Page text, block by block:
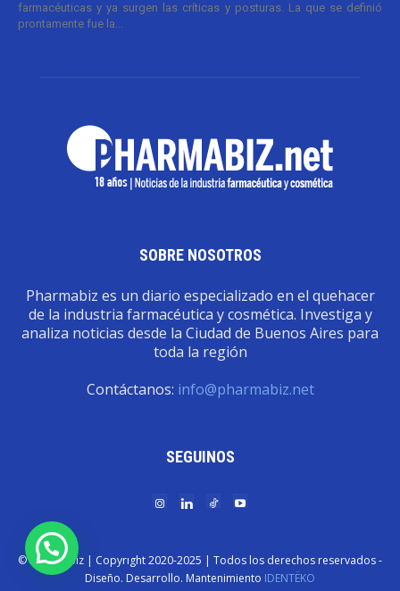
farmacéuticas y ya surgen las críticas y posturas. La que se definió
prontamente fue la...
SOBRE NOSOTROS
Pharmabiz es un diario especializado en el quehacer
de la industria farmacéutica y cosmética. Investiga y
analiza noticias desde la Ciudad de Buenos Aires para
toda la región
Contáctanos: info@pharmabiz.net
SEGUINOS
© Pharmabiz | Copyrıght 2020-2025 | Todos los derechos reservados -
Diseño. Desarrollo. Mantenimiento IDENTËKO